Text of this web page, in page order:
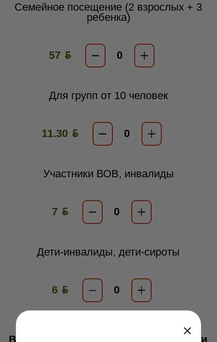
Семейное посещение (2 взрослых + 3
ребенка)
57 ƃ
Для групп от 10 человек
11.30 ƃ
Участники ВОВ, инвалиды
7 ƃ
Дети-инвалиды, дети-сироты
6 ƃ